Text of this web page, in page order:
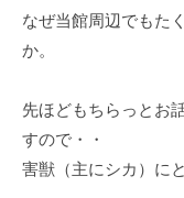
なぜ当館周辺でもた
か。
先ほどもちらっとお
すので・・
害獣（主にシカ）に